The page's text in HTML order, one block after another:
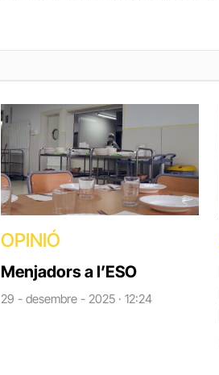
OPINIÓ
Menjadors a l’ESO
29 - desembre - 2025 · 12:24